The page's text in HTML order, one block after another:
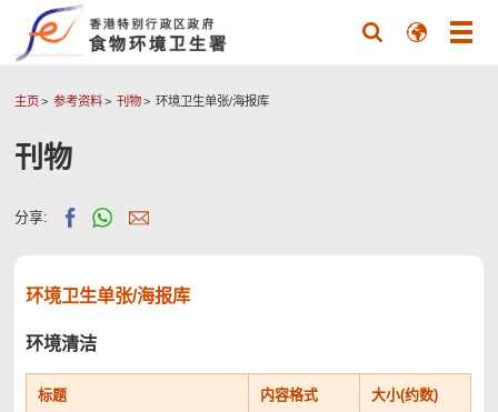
主页 参考资料 刊物 环境卫生单张/海报库
刊物
分享:
环境卫生单张/海报库
环境清洁
标题 内容格式 大小(约数)